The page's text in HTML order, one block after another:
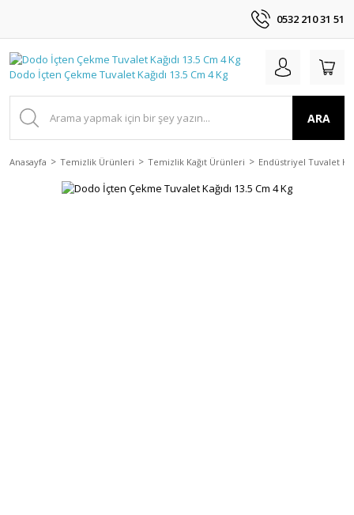
0532 210 31 51
ARA
Anasayfa Temizlik Ürünleri Temizlik Kağıt Ürünleri Endüstriyel Tuvalet